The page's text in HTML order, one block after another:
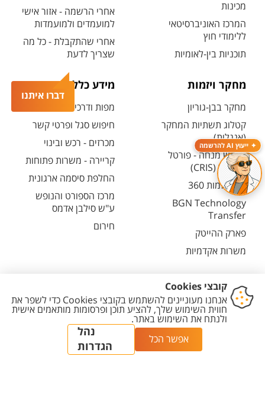
דברו איתנו
ייעוץ AI להרשמה
מכינות
המרכז האוניברסיטאי
ללימודי חוץ
תוכניות בין-לאומיות
אחרי הרשמה - אזור אישי
למועמדים ולמועמדות
אחרי שהתקבלת - כל מה
שצריך לדעת
מחקר ויזמות
מחקר בבן-גוריון
קטלוג תשתיות המחקר
(אנגלית)
חיפוש מנחה - פורטל
המחקר (CRIS)
מרכז יזמות 360
BGN Technology
Transfer
פארק ההייטק
משרות אקדמיות
מידע כללי
מפות ודרכי הגעה
חיפוש סגל ופרטי קשר
מכרזים - רכש ובינוי
קריירה - משרות פתוחות
החלפת סיסמה ארגונית
מרכז הספורט והנופש
ע"ש סילבן אדמס
חירום
נגישות
מדיניות
מדיניות עריכת
תוכן